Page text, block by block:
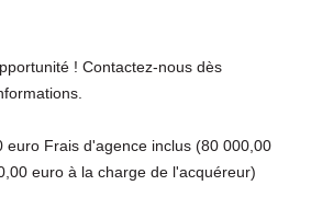
! Contactez-nous dès
euro Frais d'agence inclus (80 000,00
euro à la charge de l'acquéreur)